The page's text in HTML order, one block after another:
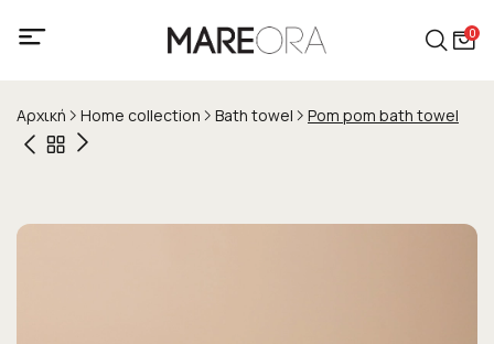
0
Αρχική Home collection Bath towel Pom pom bath towel